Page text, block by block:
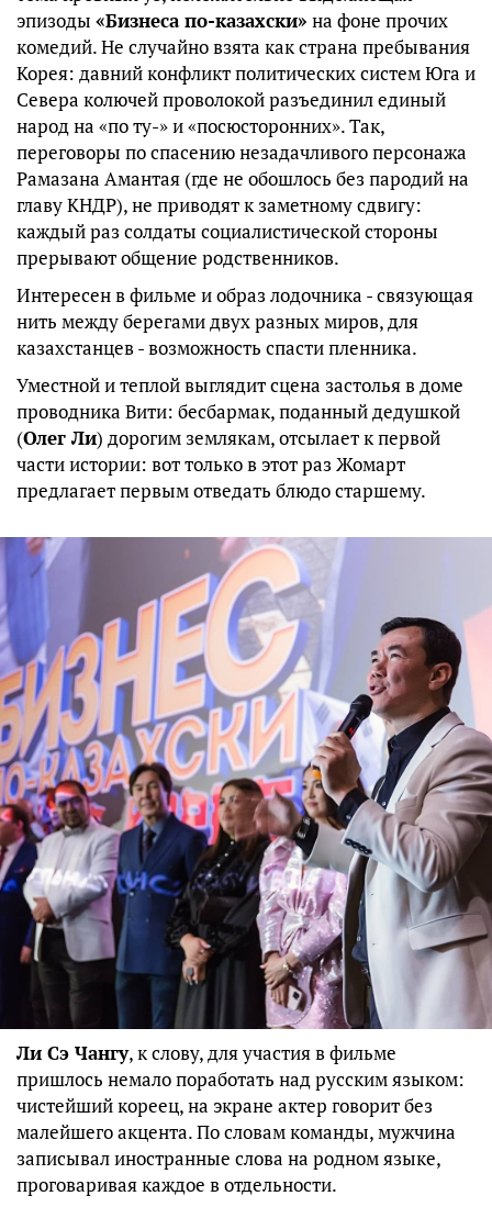
эпизоды «Бизнеса по-казахски» на фоне прочих
комедий. Не случайно взята как страна пребывания
Корея: давний конфликт политических систем Юга и
Севера колючей проволокой разъединил единый
народ на «по ту-» и «посюсторонних». Так,
переговоры по спасению незадачливого персонажа
Рамазана Амантая (где не обошлось без пародий на
главу КНДР), не приводят к заметному сдвигу:
каждый раз солдаты социалистической стороны
прерывают общение родственников.
Интересен в фильме и образ лодочника - связующая
нить между берегами двух разных миров, для
казахстанцев - возможность спасти пленника.
Уместной и теплой выглядит сцена застолья в доме
проводника Вити: бесбармак, поданный дедушкой
(Олег Ли) дорогим землякам, отсылает к первой
части истории: вот только в этот раз Жомарт
предлагает первым отведать блюдо старшему.
Ли Сэ Чангу, к слову, для участия в фильме
пришлось немало поработать над русским языком:
чистейший кореец, на экране актер говорит без
малейшего акцента. По словам команды, мужчина
записывал иностранные слова на родном языке,
проговаривая каждое в отдельности.